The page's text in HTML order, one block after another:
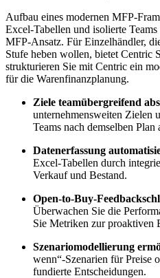
Aufbau eines modernen MFP-
Excel-Tabellen und isolierte
MFP-Ansatz. Für Einzelhändler,
Stufe heben wollen, bietet Centric
strukturieren Sie mit Centric ein
für die Warenfinanzplanung.
Ziele teamübergreifend
unternehmensweiten Zielen
Teams nach demselben Plan
Datenerfassung
Excel-Tabellen durch
Verkauf und Bestand.
Open-to-Buy-
Überwachen Sie die
Sie Metriken zur proaktiven
Szenariomodellierung
wenn“-Szenarien für Preise
fundierte Entscheidungen.